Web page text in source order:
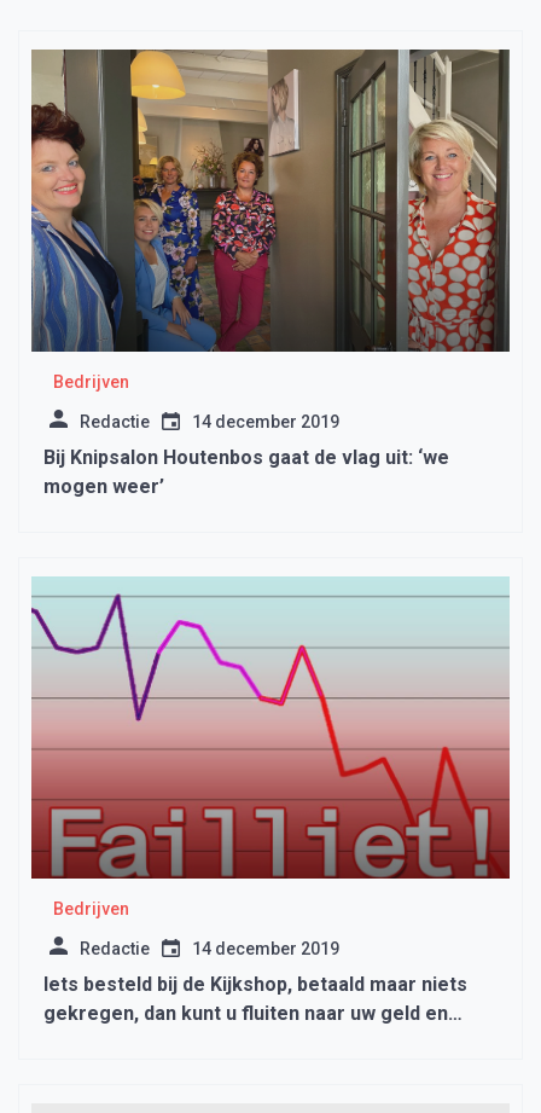
Bedrijven
Redactie 14 december 2019
Bij Knipsalon Houtenbos gaat de vlag uit: ‘we
mogen weer’
Bedrijven
Redactie 14 december 2019
Iets besteld bij de Kijkshop, betaald maar niets
gekregen, dan kunt u fluiten naar uw geld en